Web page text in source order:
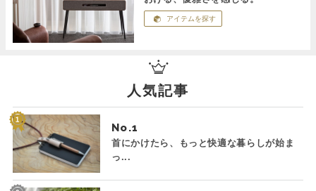
アイテムを探す
人気記事
No.
首にかけたら、もっと快適な暮らしが始ま
っ...